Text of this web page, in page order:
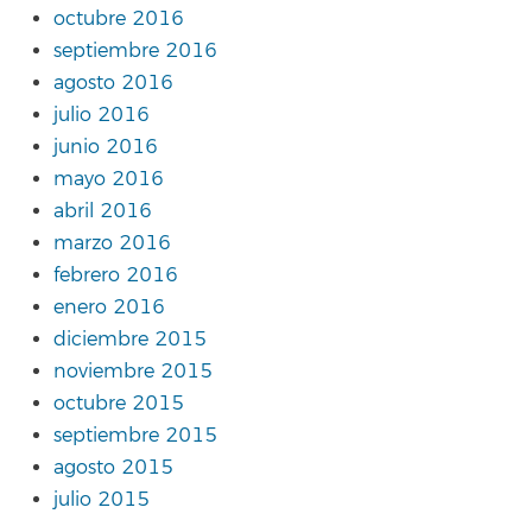
octubre 2016
septiembre 2016
agosto 2016
julio 2016
junio 2016
mayo 2016
abril 2016
marzo 2016
febrero 2016
enero 2016
diciembre 2015
noviembre 2015
octubre 2015
septiembre 2015
agosto 2015
julio 2015